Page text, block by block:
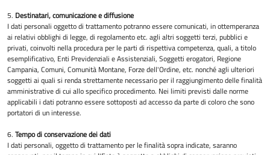
5. Destinatari, comunicazione e diffusione
I dati personali oggetto di trattamento potranno essere comunicati, in ottemperanza
ai relativi obblighi di legge, di regolamento etc. agli altri soggetti terzi, pubblici e
privati, coinvolti nella procedura per le parti di rispettiva competenza, quali, a titolo
esemplificativo, Enti Previdenziali e Assistenziali, Soggetti erogatori, Regione
Campania, Comuni, Comunità Montane, Forze dell'Ordine, etc. nonché agli ulteriori
soggetti ai quali si renda strettamente necessario per il raggiungimento delle finalità
amministrative di cui allo specifico procedimento. Nei limiti previsti dalle norme
applicabili i dati potranno essere sottoposti ad accesso da parte di coloro che sono
portatori di un interesse.
6. Tempo di conservazione dei dati
I dati personali, oggetto di trattamento per le finalità sopra indicate, saranno